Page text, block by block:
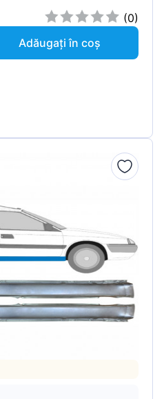
(0)
Adăugați în coș